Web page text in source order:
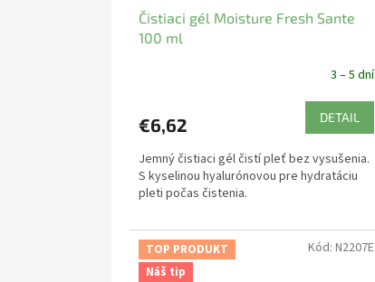
Čistiaci gél Moisture Fresh Sante
100 ml
3 – 5 dní
€6,62 DETAIL
Jemný čistiaci gél čistí pleť bez vysušenia.
S kyselinou hyalurónovou pre hydratáciu
pleti počas čistenia.
TOP PRODUKT
Náš tip
Kód: N2207E